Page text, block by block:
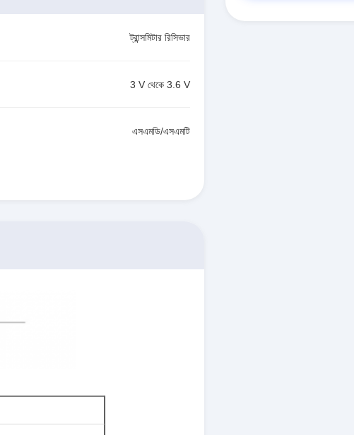
ট্রান্সমিটার রিসিভার
3 V থেকে 3.6 V
এসএমডি/এসএমটি